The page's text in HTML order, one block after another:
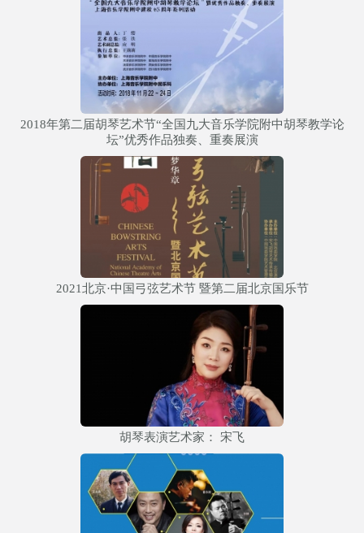
2018年第二届胡琴艺术节“全国九大音乐学院附中胡琴教学论
坛”优秀作品独奏、重奏展演
2021北京·中国弓弦艺术节 暨第二届北京国乐节
胡琴表演艺术家： 宋飞